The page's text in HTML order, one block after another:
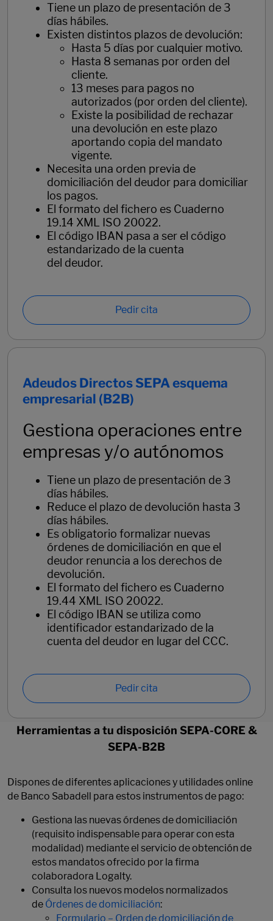
Tiene un plazo de presentación de 3
días hábiles.
Existen distintos plazos de devolución:
Hasta 5 días por cualquier motivo.
Hasta 8 semanas por orden del
cliente.
13 meses para pagos no
autorizados (por orden del cliente).
Existe la posibilidad de rechazar
una devolución en este plazo
aportando copia del mandato
vigente.
Necesita una orden previa de
domiciliación del deudor para domiciliar
los pagos.
El formato del fichero es Cuaderno
19.14 XML ISO 20022.
El código IBAN pasa a ser el código
estandarizado de la cuenta
del deudor.
Pedir cita
Adeudos Directos SEPA esquema
empresarial (B2B)
Gestiona operaciones entre
empresas y/o autónomos
Tiene un plazo de presentación de 3
días hábiles.
Reduce el plazo de devolución hasta 3
días hábiles.
Es obligatorio formalizar nuevas
órdenes de domiciliación en que el
deudor renuncia a los derechos de
devolución.
El formato del fichero es Cuaderno
19.44 XML ISO 20022.
El código IBAN se utiliza como
identificador estandarizado de la
cuenta del deudor en lugar del CCC.
Pedir cita
Herramientas a tu disposición SEPA-CORE &
SEPA-B2B
Dispones de diferentes aplicaciones y utilidades online
de Banco Sabadell para estos instrumentos de pago:
Gestiona las nuevas órdenes de domiciliación
(requisito indispensable para operar con esta
modalidad) mediante el servicio de obtención de
estos mandatos ofrecido por la firma
colaboradora Logalty.
Consulta los nuevos modelos normalizados
de Órdenes de domiciliación:
Formulario – Orden de domiciliación de